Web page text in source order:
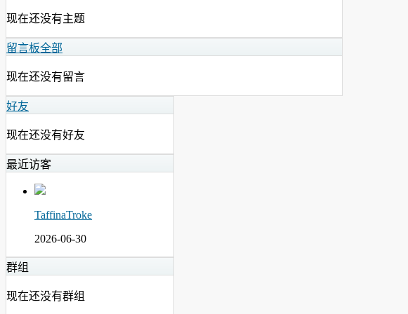
现在还没有主题
留言板全部
现在还没有留言
好友
现在还没有好友
最近访客
TaffinaTroke
2026-06-30
群组
现在还没有群组